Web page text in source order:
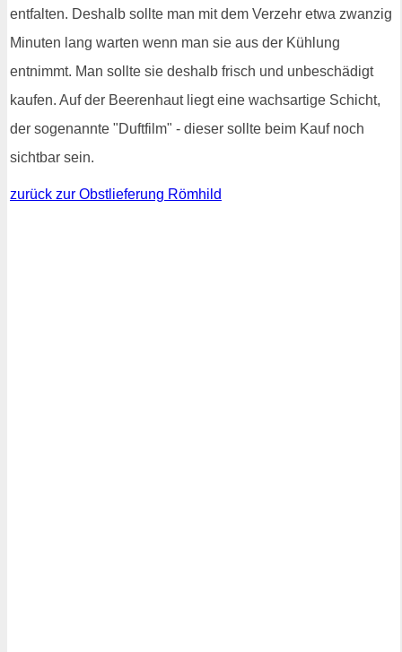
entfalten. Deshalb sollte man mit dem Verzehr etwa zwanzig
Minuten lang warten wenn man sie aus der Kühlung
entnimmt. Man sollte sie deshalb frisch und unbeschädigt
kaufen. Auf der Beerenhaut liegt eine wachsartige Schicht,
der sogenannte "Duftfilm" - dieser sollte beim Kauf noch
sichtbar sein.
zurück zur Obstlieferung Römhild